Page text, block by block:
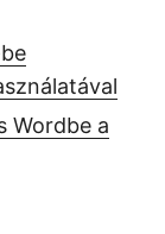
Wordbe a